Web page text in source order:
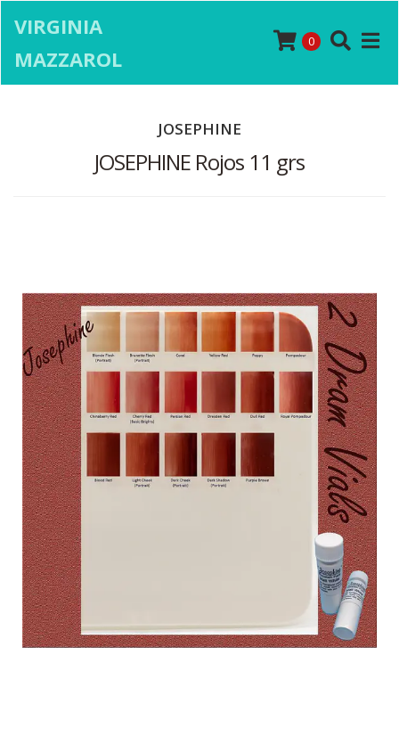
VIRGINIA
MAZZAROL
0
JOSEPHINE
JOSEPHINE Rojos 11 grs